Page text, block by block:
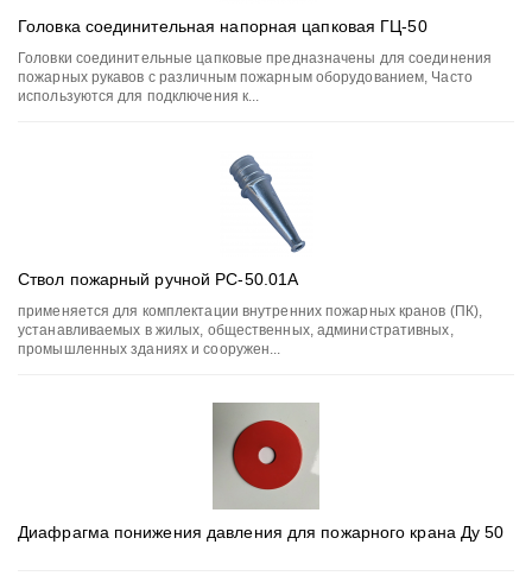
Головка соединительная напорная цапковая ГЦ-50
Головки соединительные цапковые предназначены для соединения
пожарных рукавов с различным пожарным оборудованием, Часто
используются для подключения к...
Ствол пожарный ручной РС-50.01А
применяется для комплектации внутренних пожарных кранов (ПК),
устанавливаемых в жилых, общественных, административных,
промышленных зданиях и сооружен...
Диафрагма понижения давления для пожарного крана Ду 50